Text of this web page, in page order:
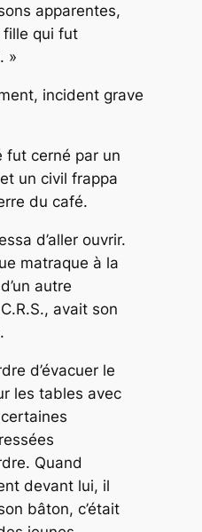
apparentes,
fille qui fut
»
incident grave
fut cerné par un
un civil frappa
du café.
d’aller ouvrir.
matraque à la
autre
avait son
d’évacuer le
les tables avec
Quand
devant lui, il
bâton, c’était